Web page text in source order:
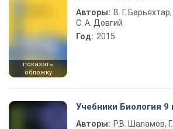
показать
обложку
Авторы: В. Г.
С. А. Довгий
Год: 2015
Учебники Биология 9
Авторы: Р.В. Шаламов,